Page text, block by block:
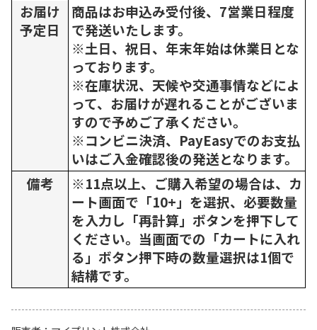
お届け
予定日
商品はお申込み受付後、7営業日程度
で発送いたします。
※土日、祝日、年末年始は休業日とな
っております。
※在庫状況、天候や交通事情などによ
って、お届けが遅れることがございま
すので予めご了承ください。
※コンビニ決済、PayEasyでのお支払
いはご入金確認後の発送となります。
備考
※11点以上、ご購入希望の場合は、カ
ート画面で「10+」を選択、必要数量
を入力し「再計算」ボタンを押下して
ください。当画面での「カートに入れ
る」ボタン押下時の数量選択は1個で
結構です。